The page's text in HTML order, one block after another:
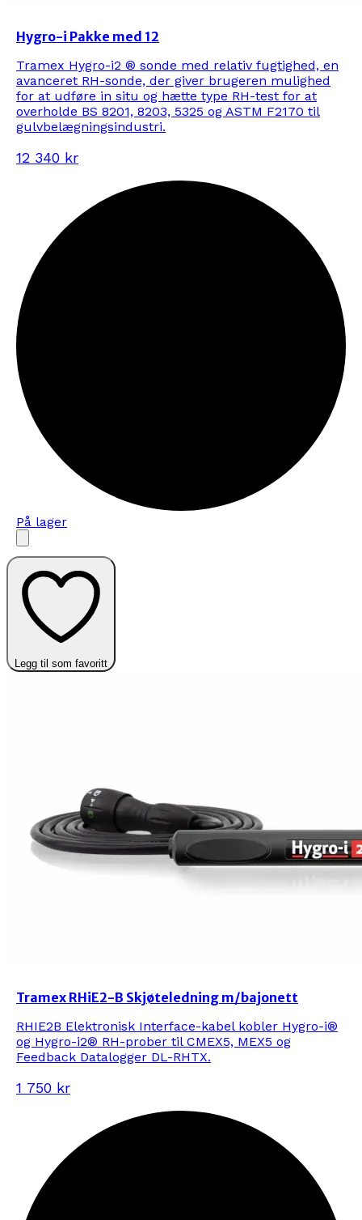
Hygro-i Pakke med 12
Tramex Hygro-i2 ® sonde med relativ fugtighed, en
avanceret RH-sonde, der giver brugeren mulighed
for at udføre in situ og hætte type RH-test for at
overholde BS 8201, 8203, 5325 og ASTM F2170 til
gulvbelægningsindustri.
12 340 kr
På lager
Legg til som favoritt
Tramex RHiE2-B Skjøteledning m/bajonett
RHIE2B Elektronisk Interface-kabel kobler Hygro-i®
og Hygro-i2® RH-prober til CMEX5, MEX5 og
Feedback Datalogger DL-RHTX.
1 750 kr